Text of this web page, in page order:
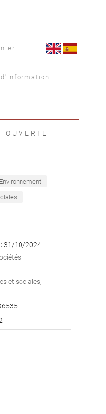
OUVERTE
Environnement
31/10/2024
et sociales,